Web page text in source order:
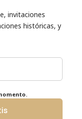
invitaciones
históricas, y